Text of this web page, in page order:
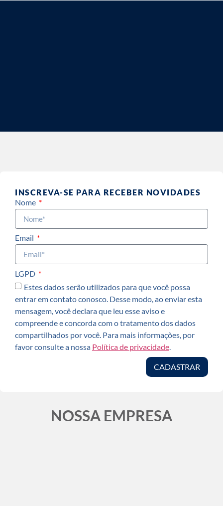
INSCREVA-SE PARA RECEBER NOVIDADES
Nome
Email
LGPD
Estes dados serão utilizados para que você possa
entrar em contato conosco. Desse modo, ao enviar esta
mensagem, você declara que leu esse aviso e
compreende e concorda com o tratamento dos dados
compartilhados por você. Para mais informações, por
favor consulte a nossa Política de privacidade
CADASTRAR
NOSSA EMPRESA